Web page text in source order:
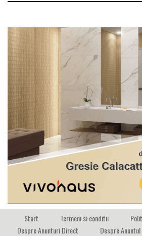
Start Termeni si conditii
Despre Anunturi Direct
Despre